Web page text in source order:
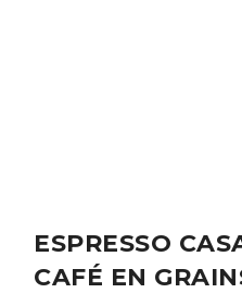
ESPRESSO
CAFÉ EN